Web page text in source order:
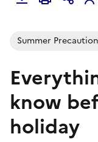
Summer
know
holiday